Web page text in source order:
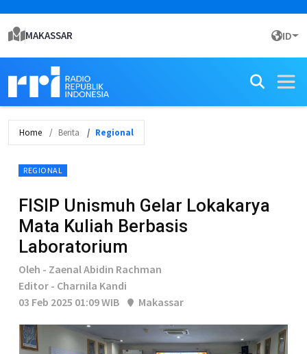
MAKASSAR ID
Home Berita Regional
REGIONAL
FISIP Unismuh Gelar Lokakarya
Mata Kuliah Berbasis
Laboratorium
Oleh - Zaenal Abidin Rachman
Editor - Charnila Kandi
03 Feb 2025 01:09 WIB
Makassar